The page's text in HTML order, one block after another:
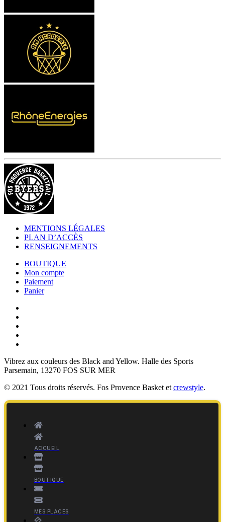
MENTIONS LÉGALES
PLAN D’ACCÈS
RENSEIGNEMENTS
BOUTIQUE
Mon compte
Paiement
Panier
Vibrez aux couleurs des Black and Yellow. Halle des Sports
Parsemain, 13270 FOS SUR MER
© 2021 Tous droits réservés. Fos Provence Basket et crewstyle.
ACCUEIL
BOUTIQUE
MES PLACES